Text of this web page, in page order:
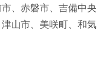
、赤磐市、吉備中央
山市、美咲町、和気